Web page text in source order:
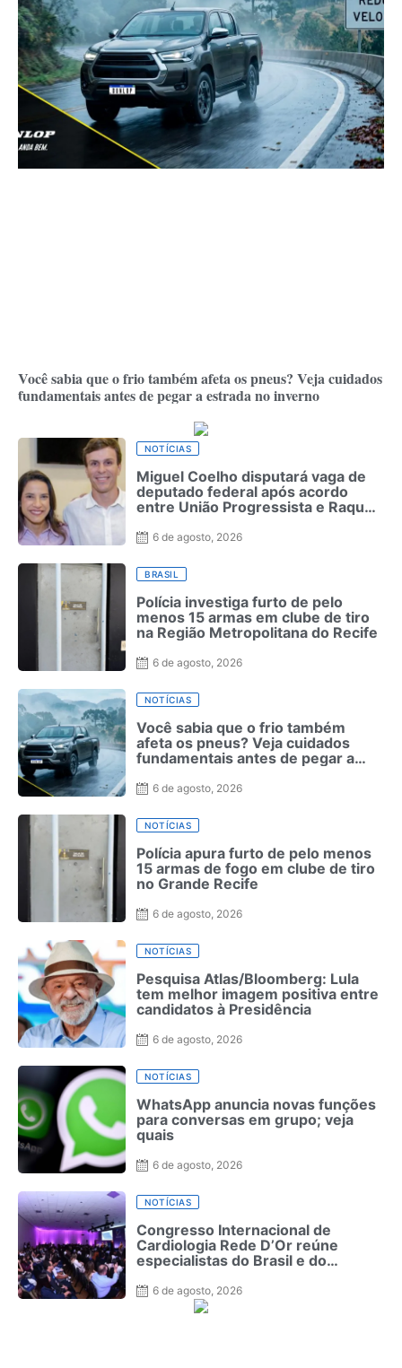
Você sabia que o frio também afeta os pneus? Veja cuidados
fundamentais antes de pegar a estrada no inverno
NOTÍCIAS
Miguel Coelho disputará vaga de
deputado federal após acordo
entre União Progressista e Raquel
6 de agosto, 2026
BRASIL
Polícia investiga furto de pelo
menos 15 armas em clube de tiro
na Região Metropolitana do Recife
6 de agosto, 2026
NOTÍCIAS
Você sabia que o frio também
afeta os pneus? Veja cuidados
fundamentais antes de pegar a
6 de agosto, 2026
NOTÍCIAS
Polícia apura furto de pelo menos
15 armas de fogo em clube de tiro
no Grande Recife
6 de agosto, 2026
NOTÍCIAS
Pesquisa Atlas/Bloomberg: Lula
tem melhor imagem positiva entre
candidatos à Presidência
6 de agosto, 2026
NOTÍCIAS
WhatsApp anuncia novas funções
para conversas em grupo; veja
quais
6 de agosto, 2026
NOTÍCIAS
Congresso Internacional de
Cardiologia Rede D’Or reúne
especialistas do Brasil e do
6 de agosto, 2026